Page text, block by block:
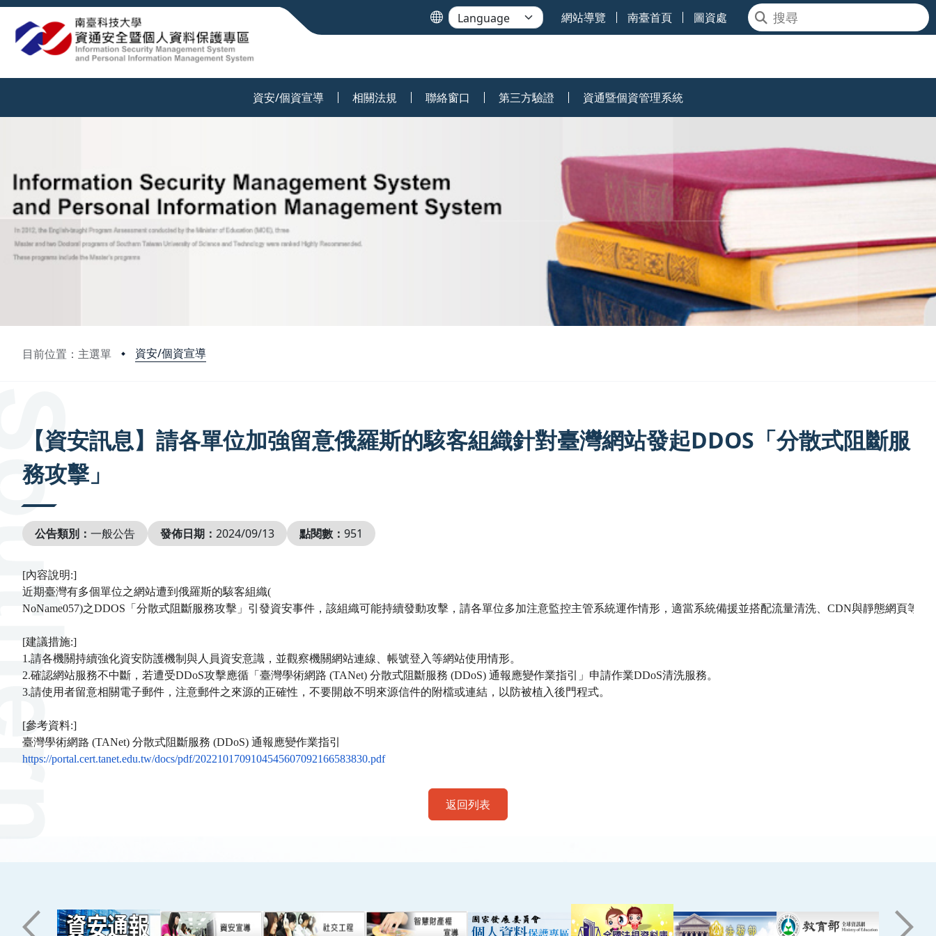
網站導覽 南臺首頁 圖資處
資安/個資宣導 相關法規 聯絡窗口 第三方驗證 資通暨個資管理系統
目前位置：主選單 資安/個資宣導
【資安訊息】請各單位加強留意俄羅斯的駭客組織針對臺灣網站發起DDOS「分散式阻斷服
務攻擊」
公告類別： 一般公告 發佈日期： 2024/09/13 點閱數： 951
[內容說明:]
近期臺灣有多個單位之網站遭到俄羅斯的駭客組織(
NoName057)之DDOS 「分散式阻斷服務攻擊」引發資安事件，該組織可能持續發動攻擊，請各單位多加注意監控主管系統運作情形，適當系統備援並搭配流量清洗、 CDN與靜態網頁等措
[建議措施:]
1.請各機關持續強化資安防護機制與人員資安意識，並觀察機關網站連線、帳號登入等網站使用情形。
2.確認網站服務不中斷，若遭受DDoS攻擊應循「臺灣學術網路 (TANet) 分散式阻斷服務 (DDoS) 通報應變作業指引」申請作業DDoS清洗服務。
3.請使用者留意相關電子郵件，注意郵件之來源的正確性， 不要開啟不明來源信件的附檔或連結，以防被植入後門程式。
[參考資料:]
臺灣學術網路 (TANet) 分散式阻斷服務 (DDoS) 通報應變作業指引
https://portal.cert.tanet.edu.tw/docs/pdf/2022101709104545607092166583830.pdf
返回列表